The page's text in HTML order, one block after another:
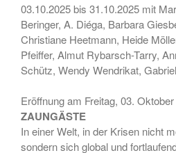
•
03.10.2025 bis 31.10.2025 mit
Beringer, A. Diéga, Barbara
Christiane Heetmann, Heide
Pfeiffer, Almut Rybarsch-Tarry,
Schütz, Wendy Wendrikat,
Eröffnung am Freitag, 03.
ZAUNGÄSTE
In einer Welt, in der Krisen nicht
sondern sich global und